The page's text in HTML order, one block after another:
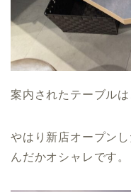
案内されたテーブルは
やはり新店オープン
んだかオシャレです。